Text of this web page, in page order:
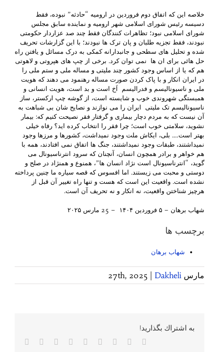
خلاصه این که اتفاق دوم فروردین در ارومیه “حادثه” نبوده، فقط
دسیسه رئیس شورای اسلامی شهر ارومیه و نماینده سابق مجلس
شورای اسلامی نبود؛ تظاهرات کنندگان فقط چند صد عزاردار حکومتی
نبودند، فقط تجزیه طلبان و پان ترک ها نبودند؛ با این گزارشات تحریف
شده و تحلیل های سطحی و جانبدارانه کمکی به درک مسائل و یافتن راه
حل هائی برای ان ها نمی توان کرد. برخی از چپ های هپروتی و لاهوتی
هم که یا از اساس وجود کشور چند ملیتی و مساله ملی و ستم ملی را
در ایران انکار و با پاک کردن صورت مساله رهنمود می دهند که هویت
ملی و ناسیونالیسم و فدرالیسم اَخ است و بد است، هویت انسانی و
همبستگی شهروندی خوب و شایسته است، از گوشه چپ ارکستر، ساز
ناسیونالیسم تک ملیتی ایران را می نوازند و نصایح شان بی شباهت به
آن نیست که به مردم دچار بیماری و گرفتار فقر نصیحت کنیم که: بیمار
نشوید، سلامتی خوب است؛ چرا فقر را انتخاب کرده اید؟ رفاه خیلی
بهتر است…. بلی، ایکاش ملت وجود نمیداشت، کشورها و مرزها وجود
نمیداشتند، طبقات وجود نمیداشتند، جنگ ها اتفاق نمی افتادند، همه با
هم خواهر و برادر همچون انسان، آنچنان که سرود انترناسیونال می
گوید، “انترناسیونال است نژاد انسان ها”، همنوع و همنژاد در صلح و
دوستی و محبت می زیستند. اما افسوس که قصه سیاره ما چنین پرداخته
نشده است. واقعیت این است که هست و تنها راه تغییر آن قبل از
هرچیز شناختن واقعیت، نه انکار و نه تحریف آن است.
شهاب برهان – ۵ فروردین ۱۴۰۴ – 25 مارس ۲۰۲۵
برچسب ها
شهاب برهان
مارس 27th, 2025 | Dakheli
به اشتراك بگذاريد!
Facebook
Twitter
Reddit
LinkedIn
WhatsApp
Tumblr
Pinterest